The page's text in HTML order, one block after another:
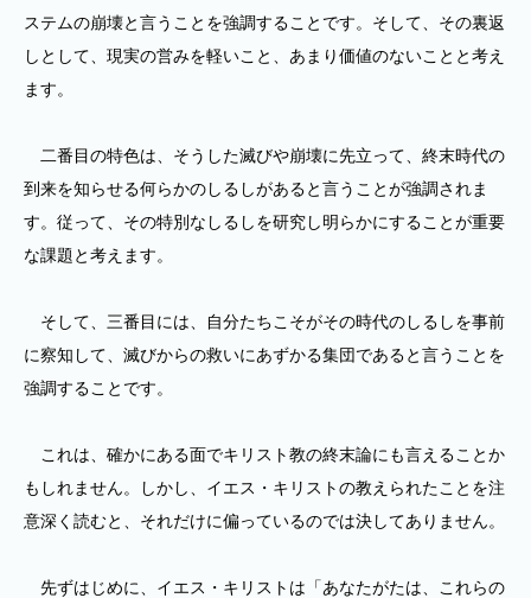
ステムの崩壊と言うことを強調することです。そして、その裏返
しとして、現実の営みを軽いこと、あまり価値のないことと考え
ます。
二番目の特色は、そうした滅びや崩壊に先立って、終末時代の
到来を知らせる何らかのしるしがあると言うことが強調されま
す。従って、その特別なしるしを研究し明らかにすることが重要
な課題と考えます。
そして、三番目には、自分たちこそがその時代のしるしを事前
に察知して、滅びからの救いにあずかる集団であると言うことを
強調することです。
これは、確かにある面でキリスト教の終末論にも言えることか
もしれません。しかし、イエス・キリストの教えられたことを注
意深く読むと、それだけに偏っているのでは決してありません。
先ずはじめに、イエス・キリストは「あなたがたは、これらの